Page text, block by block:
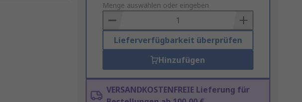
to
Basket
Menge auswählen oder eingeben
Lieferverfügbarkeit überprüfen
Hinzufügen
VERSANDKOSTENFREIE Lieferung für